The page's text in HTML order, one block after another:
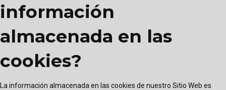
información
almacenada en las
cookies?
La información almacenada en las cookies de nuestro Sitio Web es